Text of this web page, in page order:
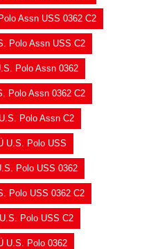
Assn USS 0362 C2
Polo Assn USS C2
Polo Assn 0362
Polo Assn 0362 C2
Polo Assn C2
U.S. Polo USS
Polo USS 0362
Polo USS 0362 C2
Polo USS C2
U.S. Polo 0362